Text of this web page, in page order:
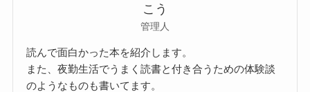
こう
管理人
読んで面白かった本を紹介します。
また、夜勤生活でうまく読書と付き合うための体験談
のようなものも書いてます。